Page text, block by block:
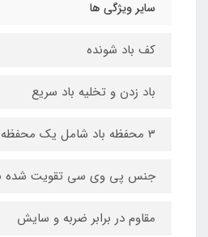
سایر ویژگی ها
کف باد شونده
باد زدن و تخلیه باد سریع
3 محفظه باد شامل یک محفظه کمکی جهت ایمنی
جنس پی وی سی تقویت شده با
مقاوم در برابر ضربه و سایش